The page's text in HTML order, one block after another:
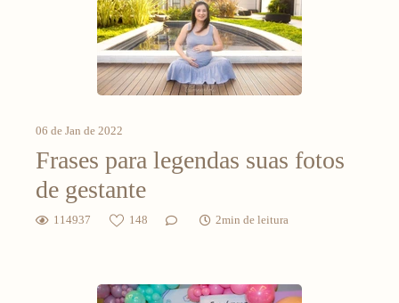
06 de Jan de 2022
Frases para legendas suas fotos
de gestante
114937 148 2min de leitura